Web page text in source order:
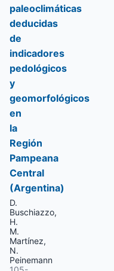
paleoclimáticas
deducidas
de
indicadores
pedológicos
y
geomorfológicos
en
la
Región
Pampeana
Central
(Argentina)
D.
Buschiazzo,
H.
M.
Martínez,
N.
Peinemann